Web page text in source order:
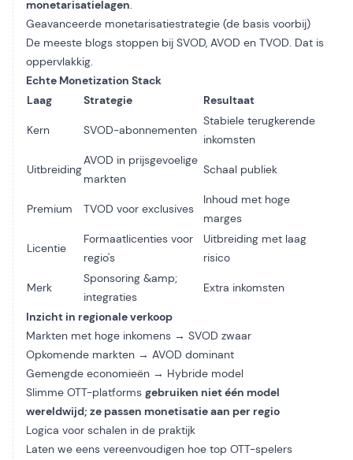
monetarisatielagen.
Geavanceerde monetarisatiestrategie (de basis voorbij)
De meeste blogs stoppen bij SVOD, AVOD en TVOD. Dat is
oppervlakkig.
Echte Monetization Stack
Laag
Strategie Resultaat
Kern SVOD-abonnementen
Stabiele terugkerende
inkomsten
Uitbreiding
AVOD in prijsgevoelige
markten
Schaal publiek
Premium TVOD voor exclusives
Inhoud met hoge
marges
Licentie
Formaatlicenties voor
regio's
Uitbreiding met laag
risico
Merk
Sponsoring &amp;
integraties
Extra inkomsten
Inzicht in regionale verkoop
Markten met hoge inkomens → SVOD zwaar
Opkomende markten → AVOD dominant
Gemengde economieën → Hybride model
Slimme OTT-platforms gebruiken niet één model
wereldwijd; ze passen monetisatie aan per regio
Logica voor schalen in de praktijk
Laten we eens vereenvoudigen hoe top OTT-spelers